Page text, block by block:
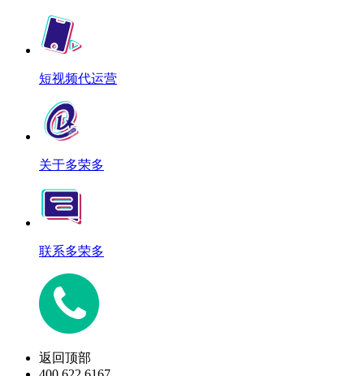
短视频代运营
关于多荣多
联系多荣多
返回顶部